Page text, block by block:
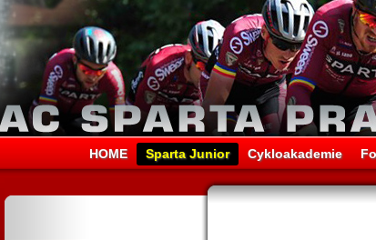
HOME Sparta Junior Cykloakademie